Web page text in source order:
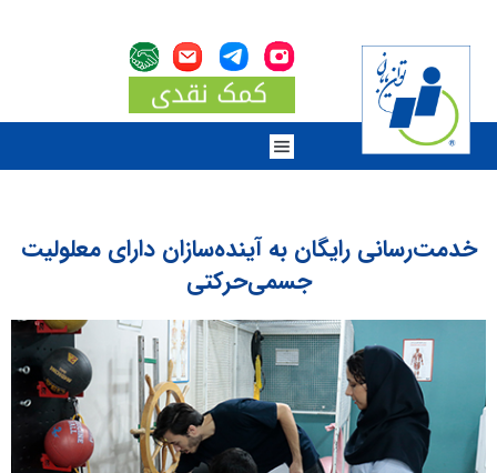
خدمت‌رسانی رایگان به آینده‌سازان دارای معلولیت
جسمی‌حرکتی